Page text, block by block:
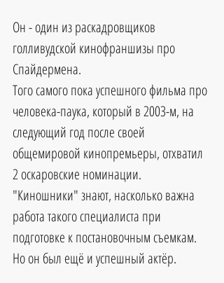
Он - один из раскадровщиков
голливудской кинофраншизы про
Спайдермена.
Того самого пока успешного фильма про
человека-паука, который в 2003-м, на
следующий год после своей
общемировой кинопремьеры, отхватил
2 оскаровские номинации.
"Киношники" знают, насколько важна
работа такого специалиста при
подготовке к постановочным съемкам.
Но он был ещё и успешный актёр.